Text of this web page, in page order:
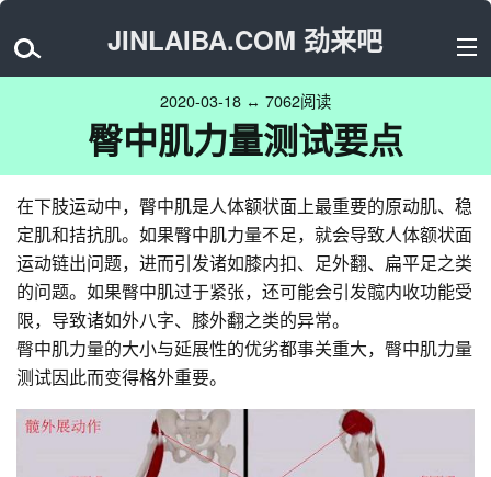
JINLAIBA.COM 劲来吧
2020-03-18 ↔ 7062阅读
臀中肌力量测试要点
在下肢运动中，臀中肌是人体额状面上最重要的原动肌、稳
定肌和拮抗肌。如果臀中肌力量不足，就会导致人体额状面
运动链出问题，进而引发诸如膝内扣、足外翻、扁平足之类
的问题。如果臀中肌过于紧张，还可能会引发髋内收功能受
限，导致诸如外八字、膝外翻之类的异常。
臀中肌力量的大小与延展性的优劣都事关重大，臀中肌力量
测试因此而变得格外重要。